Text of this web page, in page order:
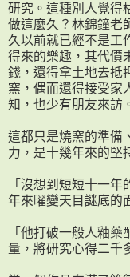
研究。這種別人覺得
做這麼久？林錦鐘老
久以前就已經不是工
得來的樂趣，其代價
錢，還得拿土地去抵
窯，偶而還得接受家
知，也少有朋友來訪
這都只是燒窯的準備
力，是十幾年來的堅
「沒想到短短十一
年來曜變天目謎底的
「他打破一般人釉
量，將研究心得二千